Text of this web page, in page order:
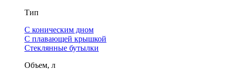
Тип
С коническим дном
С плавающей крышкой
Стеклянные бутылки
Объем, л